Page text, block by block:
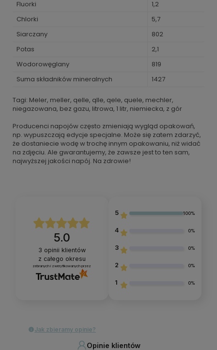
Fluorki
1,2
Chlorki
5,7
Siarczany
802
Potas
2,1
Wodorowęglany
819
Suma składników mineralnych
1427
Tagi: Meler, meller, qelle, qlle, qele, quele, mechler,
niegazowana, bez gazu, litrowa, 1 litr, niemiecka, z gór
Producenci napojów często zmieniają wygląd opakowań,
np. wypuszczają edycje specjalne. Może się zatem zdarzyć,
że dostaniecie wodę w trochę innym opakowaniu, niż widać
na zdjęciu. Ale gwarantujemy, że zawsze jest to ten sam,
najwyższej jakości napój. Na zdrowie!
5.0
3 opinii klientów
z całego okresu
zebranych i zweryfikowanych przez
5 100%
4 0%
3 0%
2 0%
1 0%
Jak zbieramy opinie?
Opinie klientów